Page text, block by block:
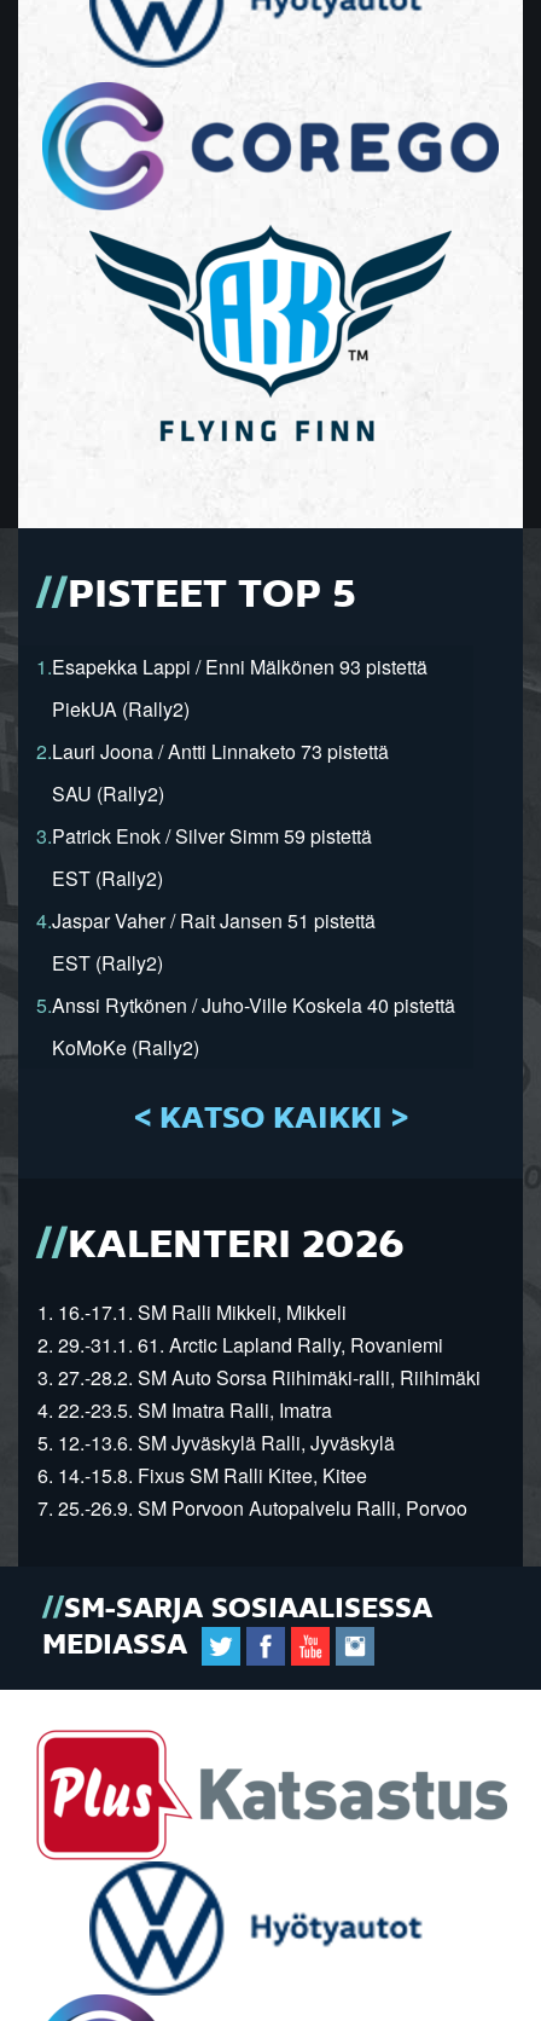
PISTEET TOP 5
1.Esapekka Lappi / Enni Mälkönen 93 pistettä
PiekUA (Rally2)
2.Lauri Joona / Antti Linnaketo 73 pistettä
SAU (Rally2)
3.Patrick Enok / Silver Simm 59 pistettä
EST (Rally2)
4.Jaspar Vaher / Rait Jansen 51 pistettä
EST (Rally2)
5.Anssi Rytkönen / Juho-Ville Koskela 40 pistettä
KoMoKe (Rally2)
< KATSO KAIKKI >
KALENTERI 2026
1. 16.-17.1. SM Ralli Mikkeli, Mikkeli
2. 29.-31.1. 61. Arctic Lapland Rally, Rovaniemi
3. 27.-28.2. SM Auto Sorsa Riihimäki-ralli, Riihimäki
4. 22.-23.5. SM Imatra Ralli, Imatra
5. 12.-13.6. SM Jyväskylä Ralli, Jyväskylä
6. 14.-15.8. Fixus SM Ralli Kitee, Kitee
7. 25.-26.9. SM Porvoon Autopalvelu Ralli, Porvoo
SM-SARJA SOSIAALISESSA
MEDIASSA